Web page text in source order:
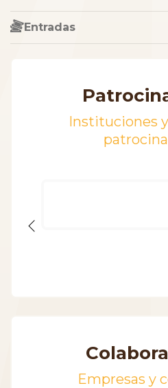
Entradas
Instituciones
Empresas y